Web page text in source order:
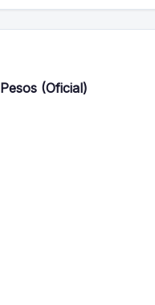
Pesos (Oficial)